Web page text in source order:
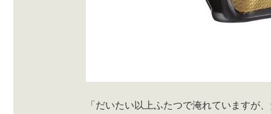
「だいたい以上ふたつで淹れていますが